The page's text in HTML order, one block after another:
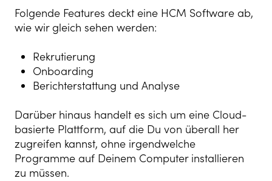
Folgende Features deckt eine HCM Software ab,
wie wir gleich sehen werden:
Rekrutierung
Onboarding
Berichterstattung und Analyse
Darüber hinaus handelt es sich um eine Cloud-
basierte Plattform, auf die Du von überall her
zugreifen kannst, ohne irgendwelche
Programme auf Deinem Computer installieren
zu müssen.